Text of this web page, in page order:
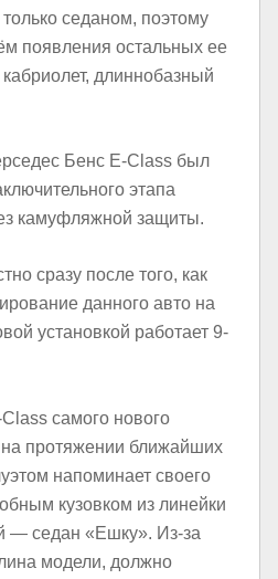
седаном, поэтому
появления остальных ее
длиннобазный
Бенс E-Class был
этапа
камуфляжной защиты.
сразу после того, как
данного авто на
установкой работает 9-
Class самого нового
протяжении ближайших
напоминает своего
кузовком из линейки
— седан «Ешку». Из-за
модели, должно